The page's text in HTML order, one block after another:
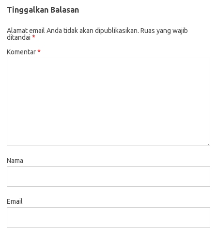
Tinggalkan Balasan
Alamat email Anda tidak akan dipublikasikan. Ruas yang wajib
ditandai *
Komentar*
Nama
Email